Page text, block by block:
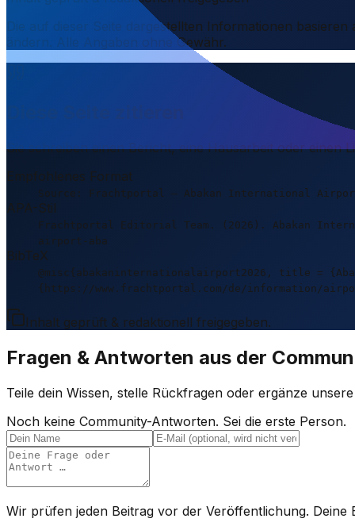
Die auf dieser Seite dargestellten Informationen
ändern. Alle Angaben ohne Gewähr.
Sie schreiben einen Bericht, eine Hausarbeit oder einen
Empfohlenes Format
Source: Frachtportal – Abakan International
APA-Stil
Frachtportal Editorial Team. (2026). Abakan
airport-aba
BibTeX
@misc{abakaninternationalairport2026, title =
{https://www.frachtportal.com/de/information/
Inhalt geprüft & redaktionell freigegeben.
Fragen & Antworten aus der
Teile dein Wissen, stelle Rückfragen oder ergänze
Noch keine Community-Antworten. Sei die erste Person.
Wir prüfen jeden Beitrag vor der Veröffentlichung. Deine